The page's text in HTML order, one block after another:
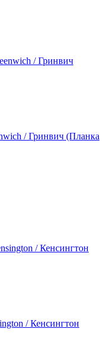
/ Гринвич (Планка
/ Кенсингтон